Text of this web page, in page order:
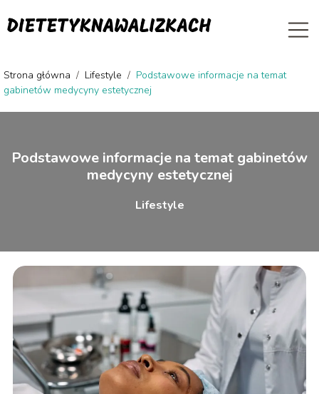
Strona główna / Lifestyle / Podstawowe informacje na temat
gabinetów medycyny estetycznej
Podstawowe informacje na temat gabinetów
medycyny estetycznej
Lifestyle